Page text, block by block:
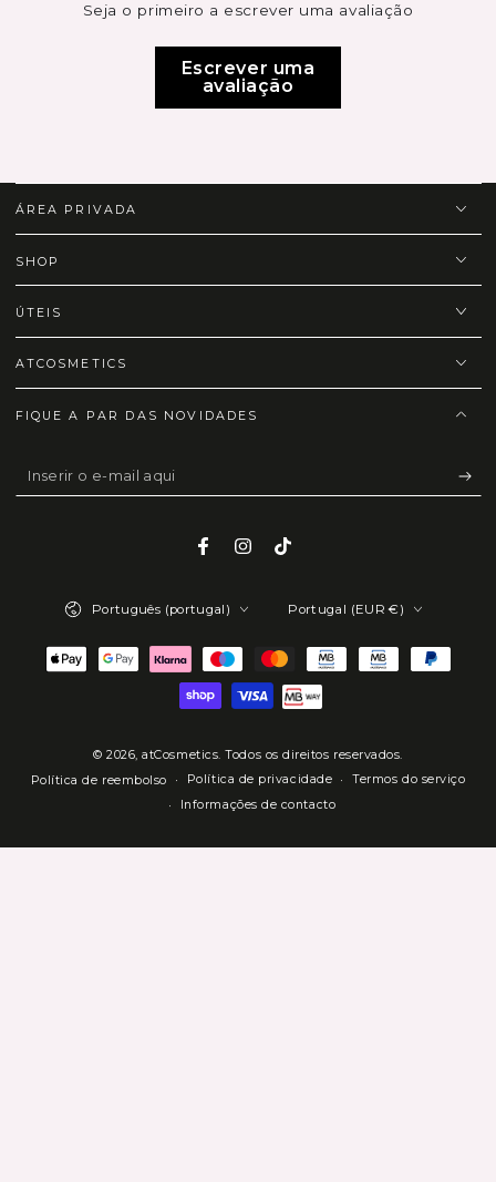
Seja o primeiro a escrever uma avaliação
Escrever uma
avaliação
ÁREA PRIVADA
SHOP
ÚTEIS
ATCOSMETICS
FIQUE A PAR DAS NOVIDADES
Inserir
o
Facebook
Instagram
TikTok
© 2026,atCosmetics. Todos os direitos reservados.
Política de reembolso
Política de privacidade
Termos do serviço
Informações de contacto
Português (portugal) Portugal (EUR €)
Métodos